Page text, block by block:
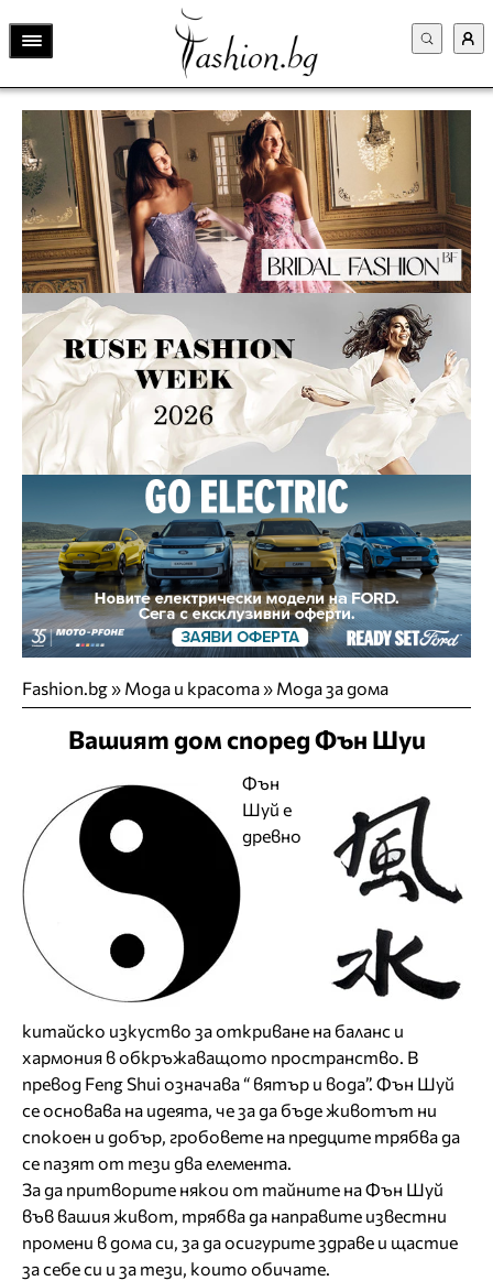
Fashion.bg» Мода и красота» Мода за дома
Вашият дом според Фън Шуи
Фън
Шуй e
древно
китайско изкуство за откриване на баланс и
хармония в обкръжаващото пространство. В
превод Feng Shui означава “ вятър и вода”. Фън Шуй
се основава на идеята, че за да бъде животът ни
спокоен и добър, гробовете на предците трябва да
се пазят от тези два елемента.
За да притворите някои от тайните на Фън Шуй
във вашия живот, трябва да направите известни
промени в дома си, за да осигурите здраве и щастие
за себе си и за тези, които обичате.